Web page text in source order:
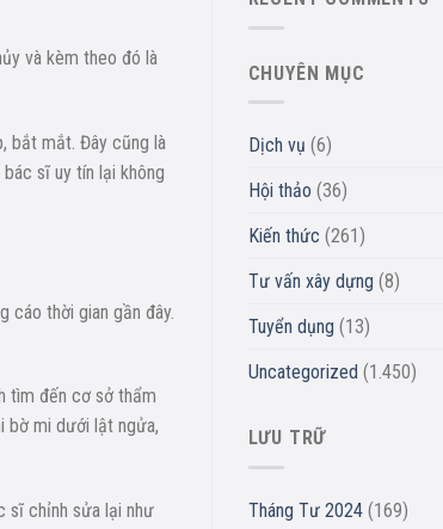
và kèm theo đó là
bắt mắt. Đây cũng là
sĩ uy tín lại không
cáo thời gian gần đây.
tìm đến cơ sở thẩm
bờ mi dưới lật ngửa,
sĩ chỉnh sửa lại như
CHUYÊN MỤC
Dịch vụ (6)
Hội thảo (36)
Kiến thức (261)
Tư vấn xây dựng (8)
Tuyển dụng (13)
Uncategorized (1.450)
LƯU TRỮ
Tháng Tư 2024(169)